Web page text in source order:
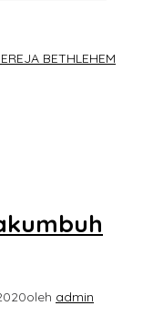
BETHLEHEM
oleh admin